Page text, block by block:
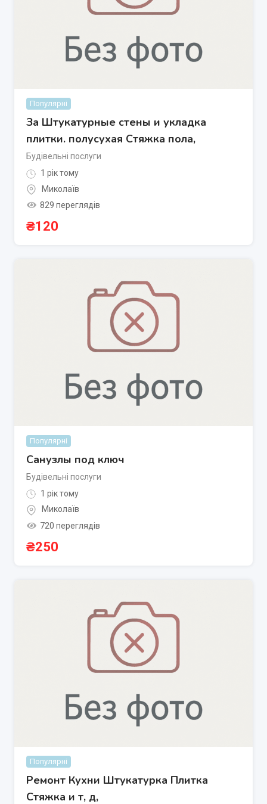
Популярні
За Штукатурные стены и укладка
плитки. полусухая Стяжка пола,
Будівельні послуги
1 рік тому
Миколаїв
829 переглядів
₴120
Популярні
Санузлы под ключ
Будівельні послуги
1 рік тому
Миколаїв
720 переглядів
₴250
Популярні
Ремонт Кухни Штукатурка Плитка
Стяжка и т, д,